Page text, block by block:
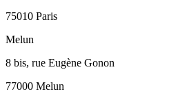
75010 Paris
Melun
8 bis, rue Eugène Gonon
77000 Melun